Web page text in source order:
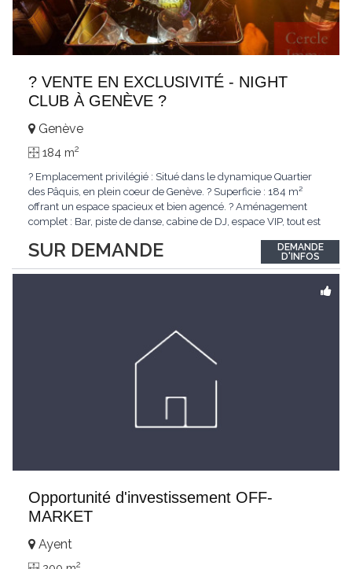
? VENTE EN EXCLUSIVITÉ - NIGHT
CLUB À GENÈVE ?
SUR DEMANDE
Genève
184 m2
? Emplacement privilégié : Situé dans le dynamique Quartier
des Pâquis, en plein coeur de Genève. ? Superficie : 184 m²
offrant un espace spacieux et bien agencé. ? Aménagement
complet : Bar, piste de danse, cabine de DJ, espace VIP, tout est
: Un lieu polyvalent qui s'adapte à tous les goûts musicaux. ?
Clientèle...
DEMANDE
D'INFOS
Opportunité d'investissement OFF-
MARKET
Ayent
2